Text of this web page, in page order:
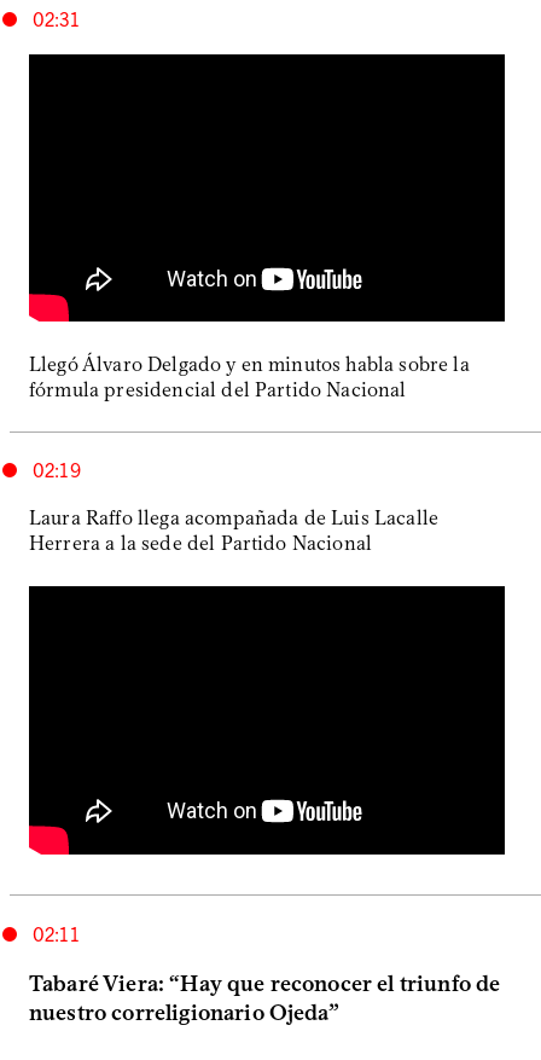
02:31
Llegó Álvaro Delgado y en minutos habla sobre la
fórmula presidencial del Partido Nacional
02:19
Laura Raffo llega acompañada de Luis Lacalle
Herrera a la sede del Partido Nacional
02:11
Tabaré Viera: “Hay que reconocer el triunfo de
nuestro correligionario Ojeda”